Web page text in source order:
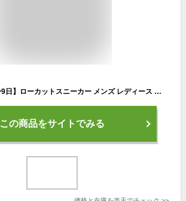
【全品P5倍★6日〜9日】ローカットスニーカー メンズ レディース 軽量 カジュアルスニーカー ユニセックス ブランド 北欧 フィンランド レトロ おしゃれ 人気 KARHU カルフ ALBATROSS アルバトロス KH802505 グレー SP
この商品をサイトでみる